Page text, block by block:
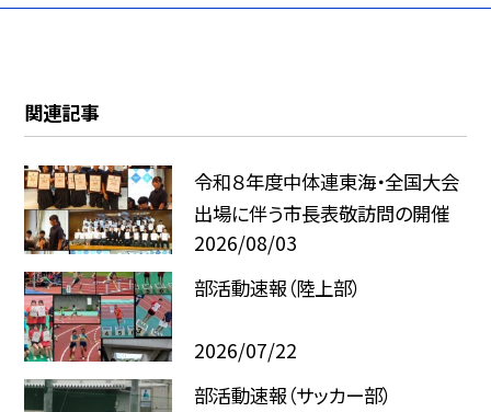
関連記事
令和８年度中体連東海・全国大会
出場に伴う市長表敬訪問の開催
2026/08/03
部活動速報（陸上部）
2026/07/22
部活動速報（サッカー部）